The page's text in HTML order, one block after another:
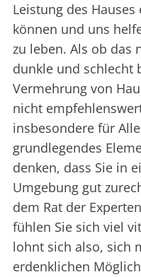
Leistung des
können und uns
zu leben. Als ob das
dunkle und schlecht
Vermehrung von
nicht
insbesondere für
grundlegendes
denken, dass Sie in
Umgebung gut
dem Rat der
fühlen Sie sich viel
lohnt sich also, sich
erdenklichen